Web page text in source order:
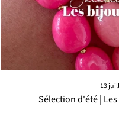
13
Sélection d'été |